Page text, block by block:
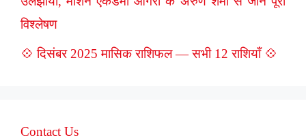
विश्लेषण
💠 दिसंबर 2025 मासिक राशिफल — सभी 12 राशियाँ 💠
Contact Us